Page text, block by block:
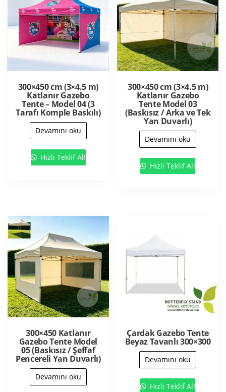
300×450 cm (3×4.5 m)
Katlanır Gazebo
Tente – Model 04 (3
Tarafı Komple Baskılı)
Devamını oku
Hızlı Teklif Al!
300×450 cm (3×4.5 m)
Katlanır Gazebo
Tente Model 03
(Baskısız / Arka ve Tek
Yan Duvarlı)
Devamını oku
Hızlı Teklif Al!
300×450 Katlanır
Gazebo Tente Model
05 (Baskısız / Şeffaf
Pencereli Yan Duvarlı)
Devamını oku
Çardak Gazebo Tente
Beyaz Tavanlı 300×300
Devamını oku
Hızlı Teklif Al!